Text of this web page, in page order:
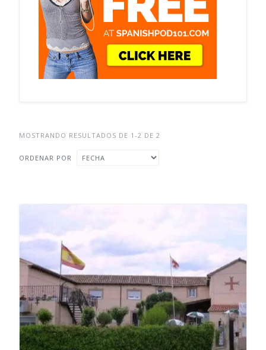
MOSTRANDO RESULTADOS DE 1-2 DE 2
ORDENAR POR